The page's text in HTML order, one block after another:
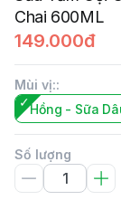
Chai 600ML
149.000đ
Mùi vị::
Hồng - Sữa
Số lượng